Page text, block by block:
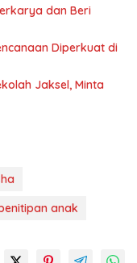
dan Beri
Diperkuat di
Jaksel, Minta
anak